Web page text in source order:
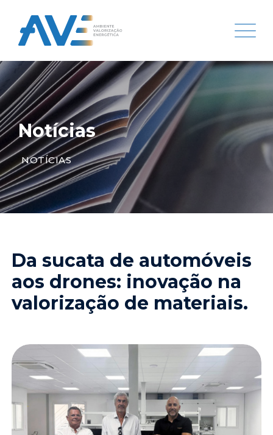
Notícias
NOTÍCIAS
Da sucata de automóveis
aos drones: inovação na
valorização de materiais.